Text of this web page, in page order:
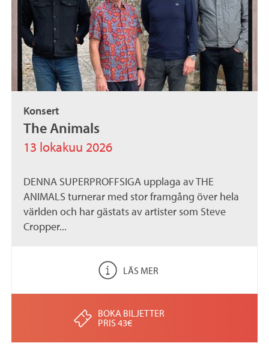
Konsert
The Animals
13 lokakuu 2026
DENNA SUPERPROFFSIGA upplaga av THE
ANIMALS turnerar med stor framgång över hela
världen och har gästats av artister som Steve
Cropper...
LÄS MER
BOKA BILJETTER
PRIS 43€